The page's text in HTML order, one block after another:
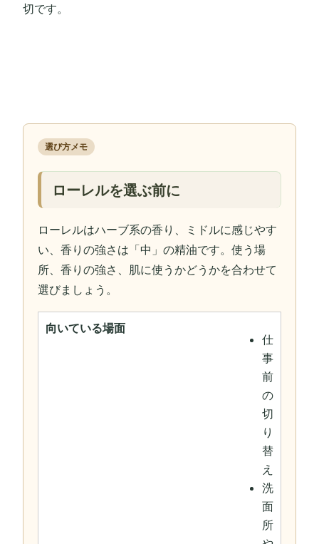
切です。
選び方メモ
ローレルを選ぶ前に
ローレルはハーブ系の香り、ミドルに感じやす
い、香りの強さは「中」の精油です。使う場
所、香りの強さ、肌に使うかどうかを合わせて
選びましょう。
向いている場面
仕
事
前
の
切
り
替
え
洗
面
所